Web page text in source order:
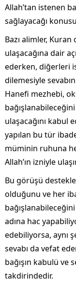
Allah’tan istenen
sağlayacağı
Bazı alimler,
ulaşacağına dair
ederken, diğerleri
dilemesiyle
Hanefi mezhebi,
ulaşacağını kabul
yapılan bu tür
müminin ruhuna
Allah’ın izniyle
Bu görüşü
olduğunu ve her
adına hac
edebiliyorsa, aynı
sevabı da vefat
bağışın kabulü ve
takdirindedir.